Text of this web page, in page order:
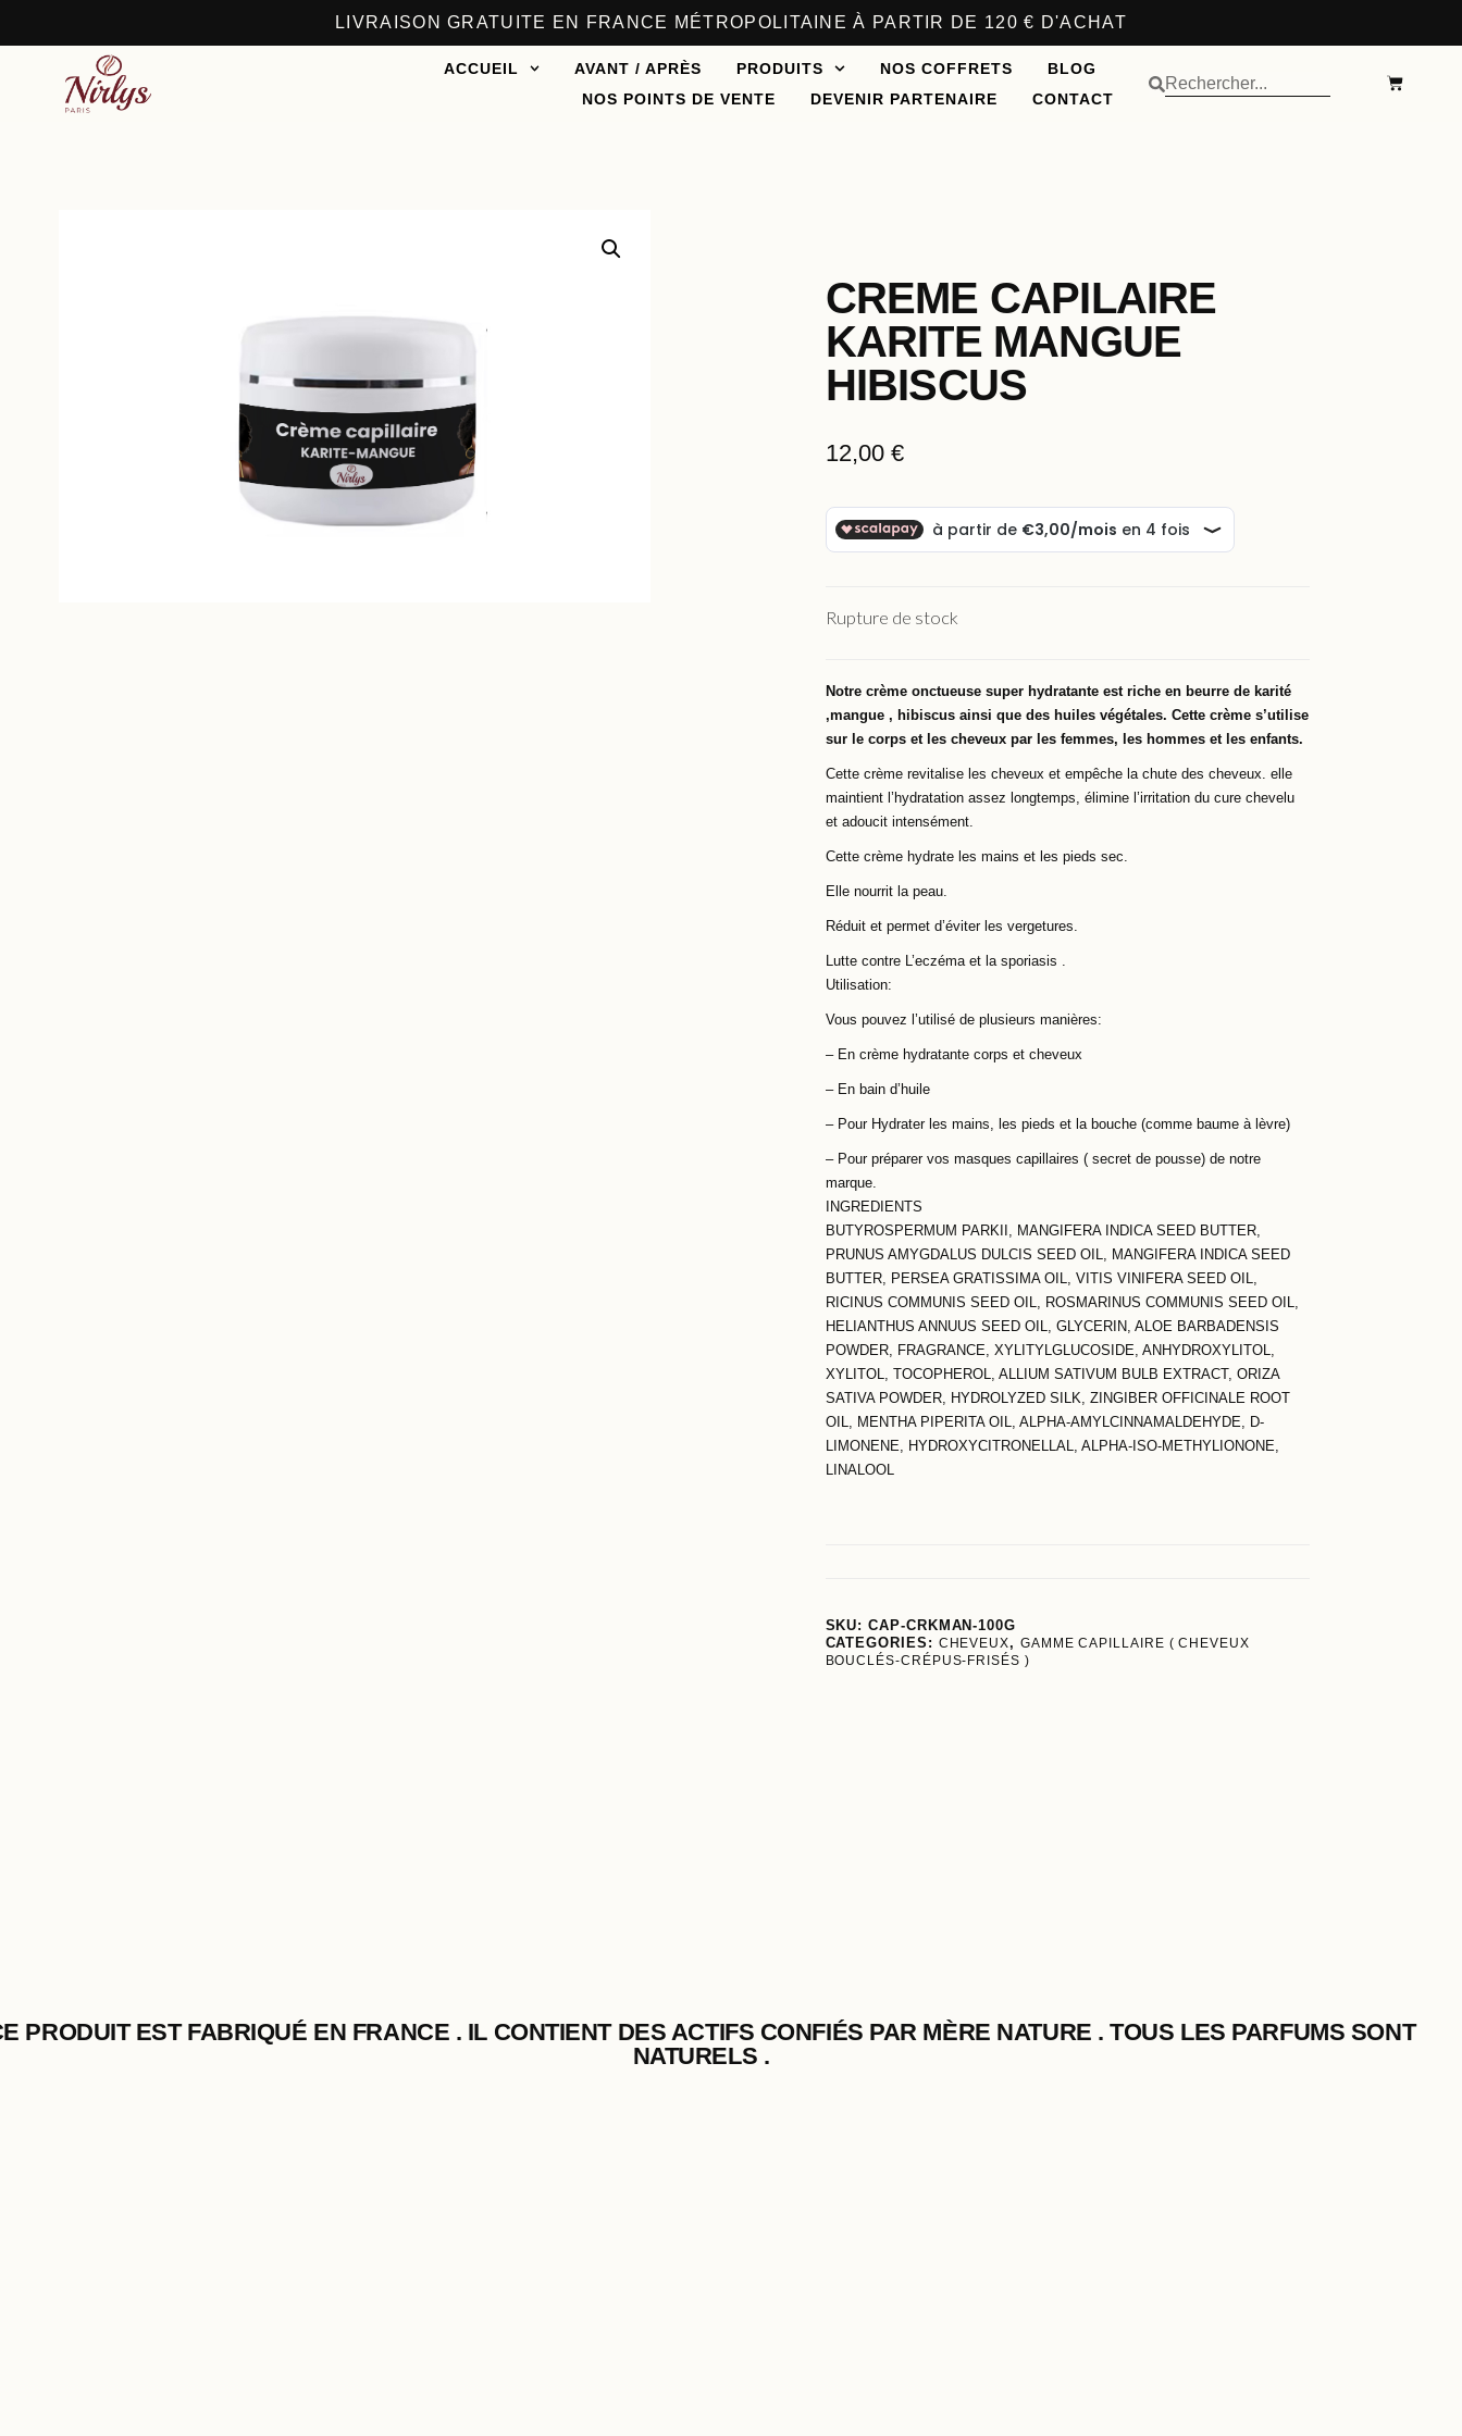
LIVRAISON GRATUITE EN FRANCE MÉTROPOLITAINE À PARTIR DE 120 € D'ACHAT
ACCUEIL AVANT / APRÈS PRODUITS NOS COFFRETS
BLOG
NOS POINTS DE VENTE
DEVENIR PARTENAIRE CONTACT
CREME CAPILAIRE
KARITE MANGUE
HIBISCUS
12,00 €
Rupture de stock
Notre crème onctueuse super hydratante est riche en beurre de karité
,mangue , hibiscus ainsi que des huiles végétales. Cette crème s’utilise
sur le corps et les cheveux par les femmes, les hommes et les enfants.
Cette crème revitalise les cheveux et empêche la chute des cheveux. elle
maintient l’hydratation assez longtemps, élimine l’irritation du cure chevelu
et adoucit intensément.
Cette crème hydrate les mains et les pieds sec.
Elle nourrit la peau.
Réduit et permet d’éviter les vergetures.
Lutte contre L’eczéma et la sporiasis .
Utilisation:
Vous pouvez l’utilisé de plusieurs manières:
– En crème hydratante corps et cheveux
– En bain d’huile
– Pour Hydrater les mains, les pieds et la bouche (comme baume à lèvre)
– Pour préparer vos masques capillaires ( secret de pousse) de notre
marque.
INGREDIENTS
BUTYROSPERMUM PARKII, MANGIFERA INDICA SEED BUTTER,
PRUNUS AMYGDALUS DULCIS SEED OIL, MANGIFERA INDICA SEED
BUTTER, PERSEA GRATISSIMA OIL, VITIS VINIFERA SEED OIL,
RICINUS COMMUNIS SEED OIL, ROSMARINUS COMMUNIS SEED OIL,
HELIANTHUS ANNUUS SEED OIL, GLYCERIN, ALOE BARBADENSIS
POWDER, FRAGRANCE, XYLITYLGLUCOSIDE, ANHYDROXYLITOL,
XYLITOL, TOCOPHEROL, ALLIUM SATIVUM BULB EXTRACT, ORIZA
SATIVA POWDER, HYDROLYZED SILK, ZINGIBER OFFICINALE ROOT
OIL, MENTHA PIPERITA OIL, ALPHA-AMYLCINNAMALDEHYDE, D-
LIMONENE, HYDROXYCITRONELLAL, ALPHA-ISO-METHYLIONONE,
LINALOOL
SKU:CAP-CRKMAN-100G
CATEGORIES: CHEVEUX, GAMME CAPILLAIRE ( CHEVEUX
BOUCLÉS-CRÉPUS-FRISÉS )
PRODUIT EST FABRIQUÉ EN FRANCE . IL CONTIENT DES ACTIFS CONFIÉS PAR MÈRE NATURE . TOUS LES PARFUMS SONT
NATURELS .